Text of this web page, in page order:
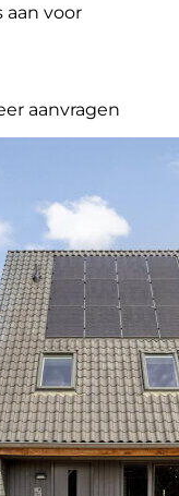
aan voor
aanvragen